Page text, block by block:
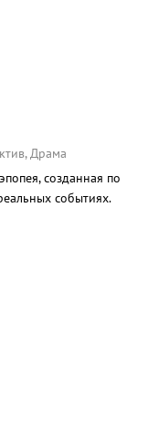
Драма
созданная по
событиях.